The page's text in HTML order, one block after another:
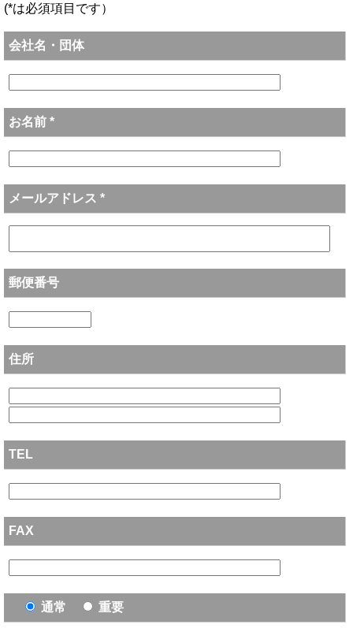
(*は必須項目です）
会社名・団体
お名前 *
メールアドレス *
郵便番号
住所
TEL
FAX
通常 重要